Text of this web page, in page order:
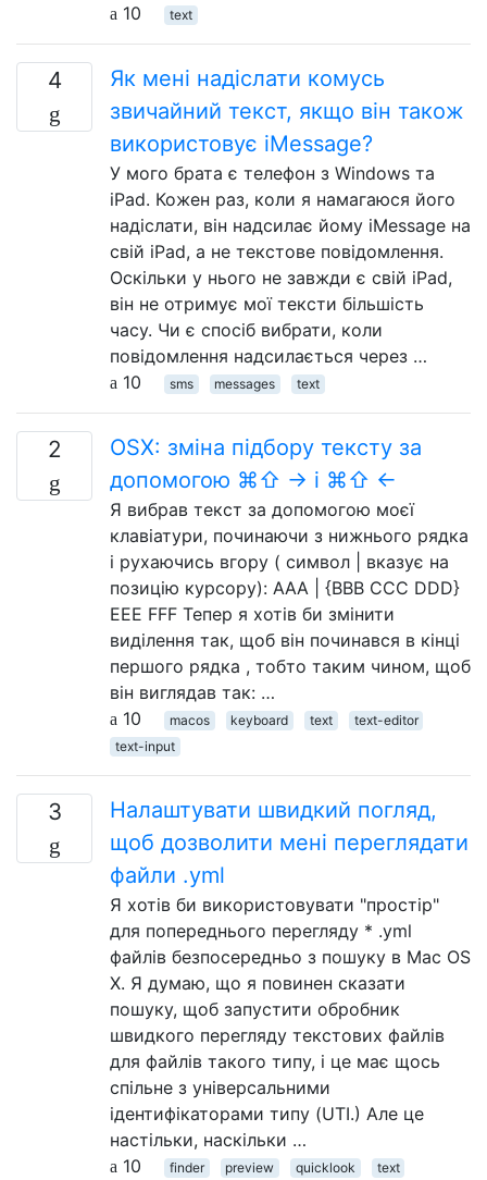
10
text
4
Як мені надіслати комусь
звичайний текст, якщо він також
використовує iMessage?
У мого брата є телефон з Windows та
iPad. Кожен раз, коли я намагаюся його
надіслати, він надсилає йому iMessage на
свій iPad, а не текстове повідомлення.
Оскільки у нього не завжди є свій iPad,
він не отримує мої тексти більшість
часу. Чи є спосіб вибрати, коли
повідомлення надсилається через …
10
sms messages text
2
OSX: зміна підбору тексту за
допомогою ⌘⇧ → і ⌘⇧ ←
Я вибрав текст за допомогою моєї
клавіатури, починаючи з нижнього рядка
і рухаючись вгору ( символ | вказує на
позицію курсору): AAA | {BBB CCC DDD}
EEE FFF Тепер я хотів би змінити
виділення так, щоб він починався в кінці
першого рядка , тобто таким чином, щоб
він виглядав так: …
10
macos keyboard text
text-editor
text-input
3
Налаштувати швидкий погляд,
щоб дозволити мені переглядати
файли .yml
Я хотів би використовувати "простір"
для попереднього перегляду * .yml
файлів безпосередньо з пошуку в Mac OS
X. Я думаю, що я повинен сказати
пошуку, щоб запустити обробник
швидкого перегляду текстових файлів
для файлів такого типу, і це має щось
спільне з універсальними
ідентифікаторами типу (UTI.) Але це
настільки, наскільки …
10
finder preview quicklook text